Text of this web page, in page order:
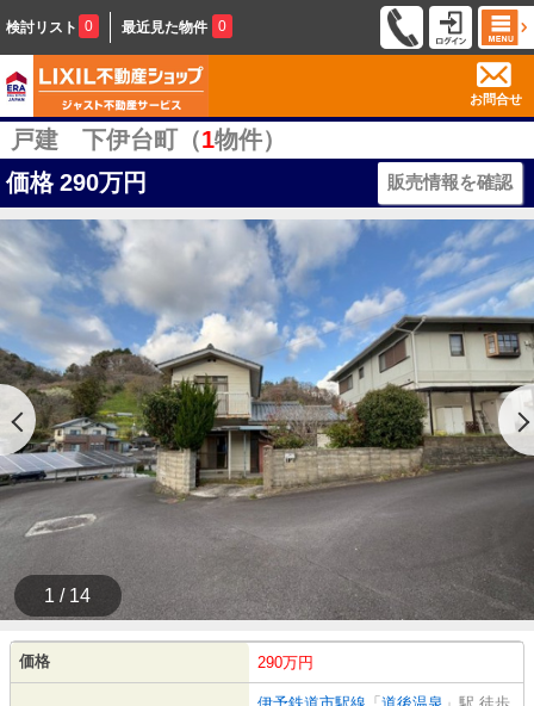
検討リスト 0 最近見た物件 0
お問合せ
戸建 下伊台町（1物件）
価格 290万円 販売情報を確認
1 / 14
価格 290万円